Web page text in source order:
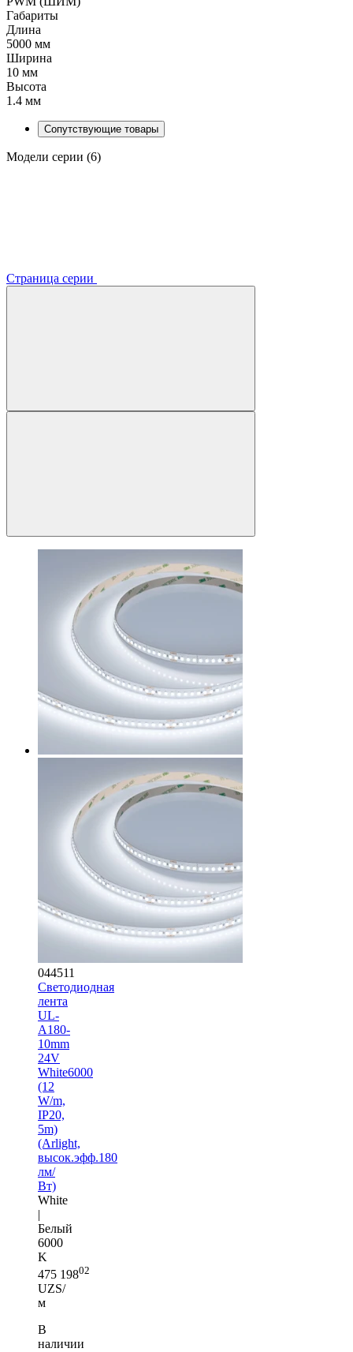
Габариты
Длина
5000 мм
Ширина
10 мм
Высота
1.4 мм
Сопутствующие товары
Модели серии (6)
Страница серии
044511
Светодиодная
лента
UL-
A180-
10mm
24V
White6000
(12
W/m,
IP20,
5m)
(Arlight,
высок.эфф.180
лм/
Вт)
White
|
Белый
6000
K
475 19802
UZS/
м
В
наличии